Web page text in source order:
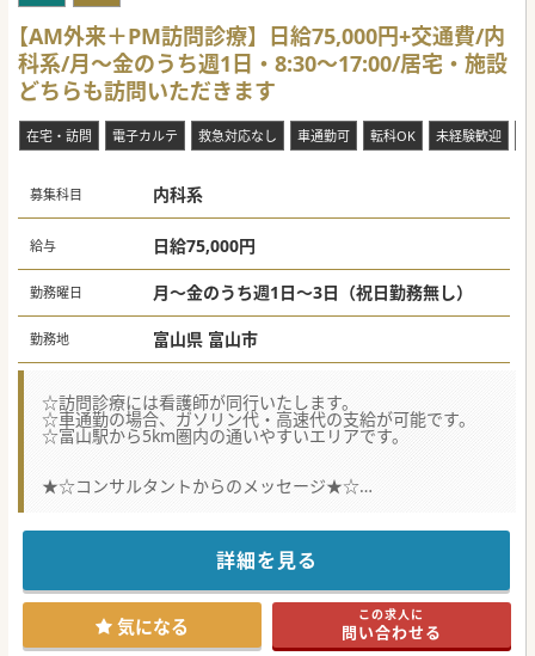
【AM外来＋PM訪問診療】日給75,000円+交通費/内
科系/月～金のうち週1日・8:30～17:00/居宅・施設
どちらも訪問いただきます
在宅・訪問 電子カルテ 救急対応なし 車通勤可 転科OK 未経験歓迎
募集科目 内科系
給与 日給75,000円
勤務曜日 月～金のうち週1日～3日（祝日勤務無し）
勤務地 富山県 富山市
☆訪問診療には看護師が同行いたします。
☆車通勤の場合、ガソリン代・高速代の支給が可能です。
☆富山駅から5km圏内の通いやすいエリアです。
★☆コンサルタントからのメッセージ★☆
2024年に病院リニューアルを行いました。
となります。
ご興味がございましたらお気軽にお問い合わせください。
詳細を見る
気になる この求人に
問い合わせる